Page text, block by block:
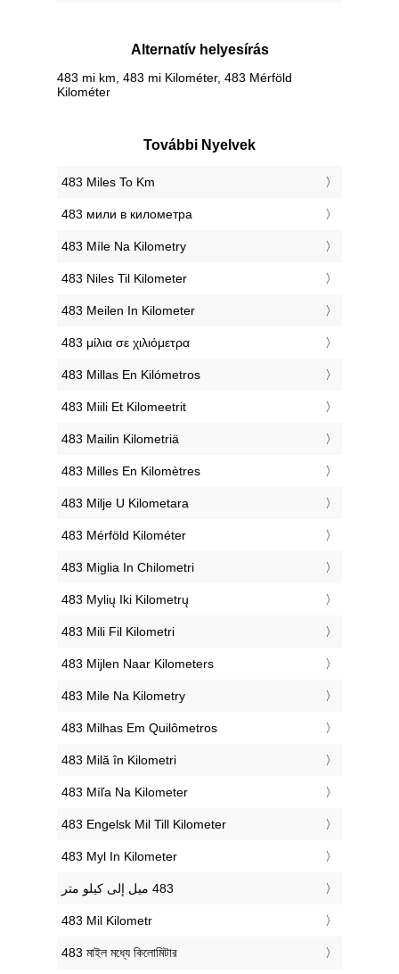
Alternatív helyesírás
483 mi km, 483 mi Kilométer, 483 Mérföld
Kilométer
További Nyelvek
‎483 Miles To Km
‎483 мили в километра
‎483 Míle Na Kilometry
‎483 Niles Til Kilometer
‎483 Meilen In Kilometer
‎483 μίλια σε χιλιόμετρα
‎483 Millas En Kilómetros
‎483 Miili Et Kilomeetrit
‎483 Mailin Kilometriä
‎483 Milles En Kilomètres
‎483 Milje U Kilometara
‎483 Mérföld Kilométer
‎483 Miglia In Chilometri
‎483 Mylių Iki Kilometrų
‎483 Mili Fil Kilometri
‎483 Mijlen Naar Kilometers
‎483 Mile Na Kilometry
‎483 Milhas Em Quilômetros
‎483 Milă în Kilometri
‎483 Míľa Na Kilometer
‎483 Engelsk Mil Till Kilometer
‎483 Myl In Kilometer
‎483 Mil Kilometr
‎483 মাইল মধ্যে কিলোমিটার